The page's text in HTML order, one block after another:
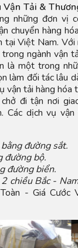
Vận Tải &
những đơn vị
chuyển hàng
tại Việt Nam. Với
ngành vận
là một trong
làm đối tác lâu
vận tải hàng hóa
đi tận nơi
Các dịch vụ
đường sắt.
đường bộ.
đường biển.
2 chiều Bắc -
- Giá Cước